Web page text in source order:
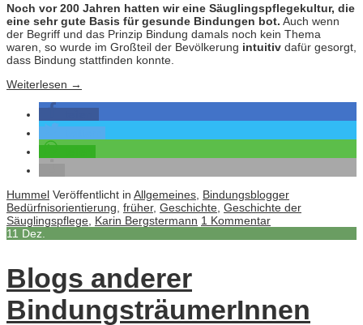
Noch vor 200 Jahren hatten wir eine Säuglingspflegekultur, die
eine sehr gute Basis für gesunde Bindungen bot. Auch wenn
der Begriff und das Prinzip Bindung damals noch kein Thema
waren, so wurde im Großteil der Bevölkerung intuitiv dafür gesorgt,
dass Bindung stattfinden konnte.
Weiterlesen →
Hummel Veröffentlicht in Allgemeines Bindungsblogger
Bedürfnisorientierung früher, Geschichte Geschichte der
Säuglingspflege Karin Bergstermann 1 Kommentar
11 Dez.
Blogs anderer
BindungsträumerInnen